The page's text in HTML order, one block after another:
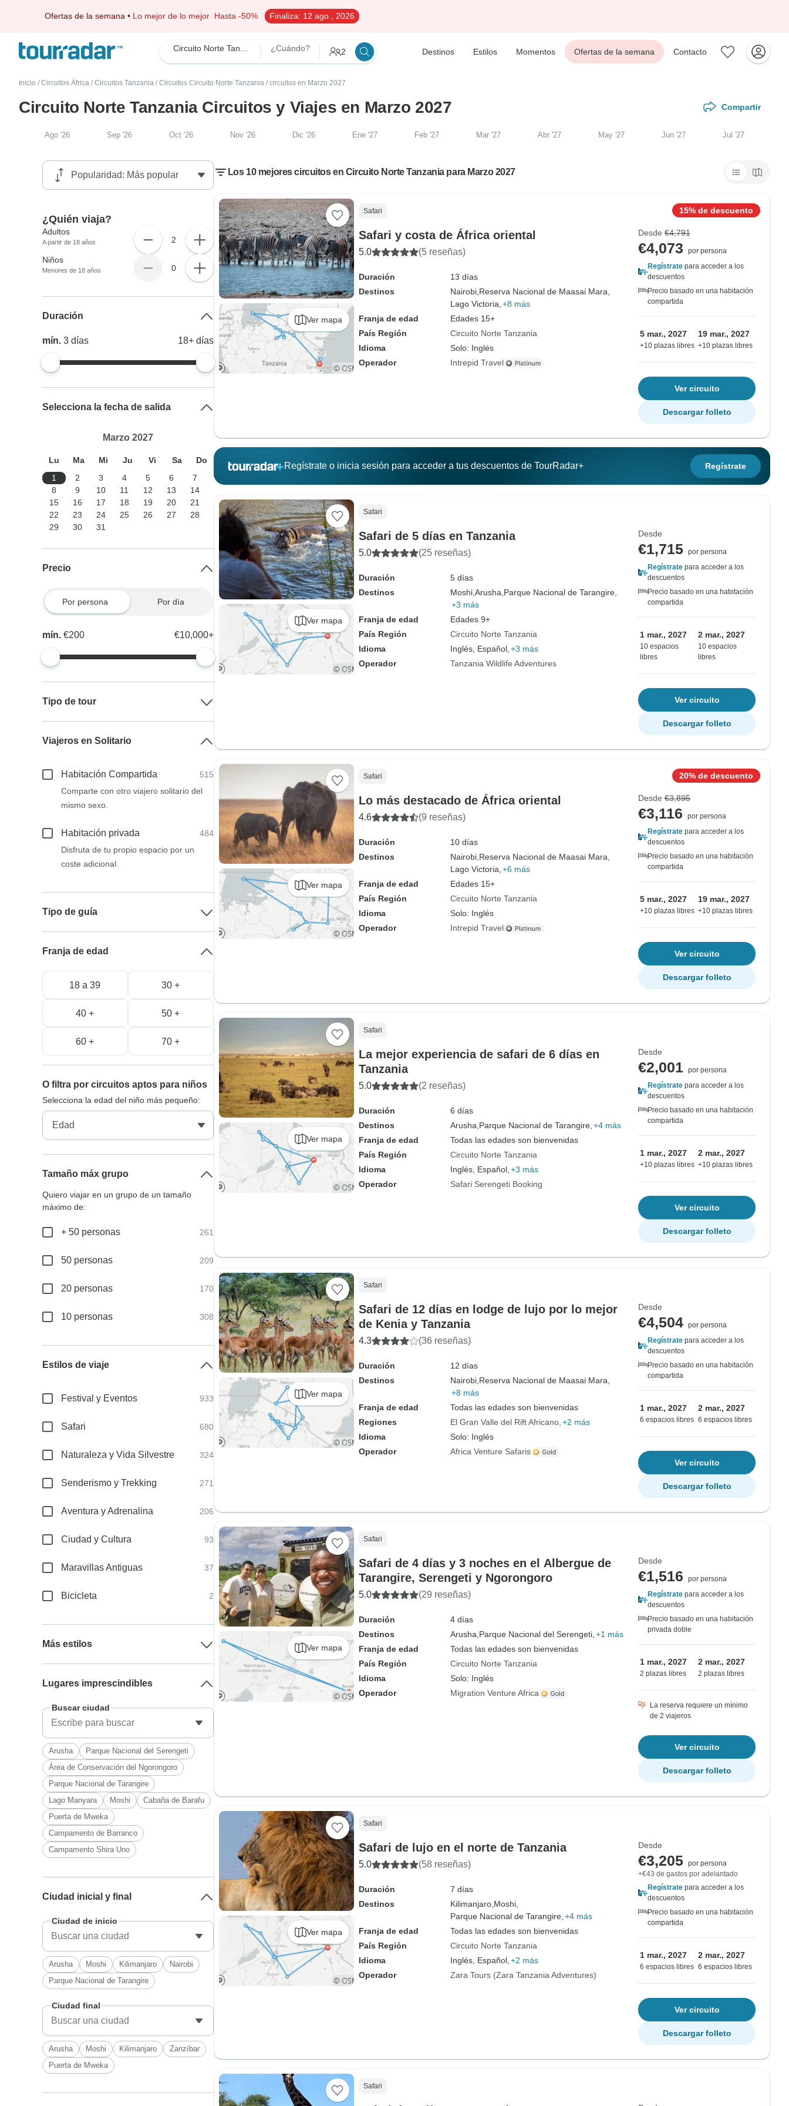
Ofertas de la semana • Lo mejor de lo mejor Hasta -50% Finaliza: 12 ago., 2026
¿Cuándo? 2 Destinos Estilos Momentos Ofertas de la semana Contacto
Inicio / Circuitos África / Circuitos Tanzania / Circuitos Circuito Norte Tanzania / circuitos en Marzo 2027
Circuito Norte Tanzania Circuitos y Viajes en Marzo 2027 Compartir
Ago '26 Sep '26 Oct '26 Nov '26 Dic '26 Ene '27 Feb '27 Mar '27 Abr '27 May '27 Jun '27 Jul '27
Los 10 mejores circuitos en Circuito Norte Tanzania para Marzo 2027
Ver mapa
Safari
Safari y costa de África oriental
5.0 (5 reseñas)
Duración
13 días
Destinos
Nairobi, Reserva Nacional de Maasai Mara,
Lago Victoria, +8 más
Franja de edad
Edades 15+
País Región
Circuito Norte Tanzania
Idioma
Solo: Inglés
Operador
Intrepid Travel
15% de descuento
Desde €4,791
€4,073
por persona
Regístrate para acceder a los
descuentos
Precio basado en una habitación
compartida
5 mar., 2027
+10 plazas libres
19 mar., 2027
+10 plazas libres
Ver circuito
Descargar folleto
Regístrate o inicia sesión para acceder a tus descuentos de TourRadar+ Regístrate
Ver mapa
Safari
Safari de 5 días en Tanzania
5.0 (25 reseñas)
Duración
5 días
Destinos
Moshi, Arusha, Parque Nacional de Tarangire,
+3 más
Franja de edad
Edades 9+
País Región
Circuito Norte Tanzania
Idioma
Inglés, Español, +3 más
Operador
Tanzania Wildlife Adventures
Desde
€1,715 por persona
Regístrate para acceder a los
descuentos
Precio basado en una habitación
compartida
1 mar., 2027
10 espacios
libres
2 mar., 2027
10 espacios
libres
Ver circuito
Descargar folleto
Ver mapa
Safari
Lo más destacado de África oriental
4.6 (9 reseñas)
Duración
10 días
Destinos
Nairobi, Reserva Nacional de Maasai Mara,
Lago Victoria, +6 más
Franja de edad
Edades 15+
País Región
Circuito Norte Tanzania
Idioma
Solo: Inglés
Operador
Intrepid Travel
20% de descuento
Desde €3,895
€3,116
por persona
Regístrate para acceder a los
descuentos
Precio basado en una habitación
compartida
5 mar., 2027
+10 plazas libres
19 mar., 2027
+10 plazas libres
Ver circuito
Descargar folleto
Ver mapa
Safari
La mejor experiencia de safari de 6 días en
Tanzania
5.0 (2 reseñas)
Duración
6 días
Destinos
Arusha, Parque Nacional de Tarangire, +4 más
Franja de edad
Todas las edades son bienvenidas
País Región
Circuito Norte Tanzania
Idioma
Inglés, Español, +3 más
Operador
Safari Serengeti Booking
Desde
€2,001 por persona
Regístrate para acceder a los
descuentos
Precio basado en una habitación
compartida
1 mar., 2027
+10 plazas libres
2 mar., 2027
+10 plazas libres
Ver circuito
Descargar folleto
Ver mapa
Safari
Safari de 12 días en lodge de lujo por lo mejor
de Kenia y Tanzania
4.3 (36 reseñas)
Duración
12 días
Destinos
Nairobi, Reserva Nacional de Maasai Mara,
+8 más
Franja de edad
Todas las edades son bienvenidas
Regiones
El Gran Valle del Rift Africano +2 más
Idioma
Solo: Inglés
Operador
Africa Venture Safaris
Desde
€4,504 por persona
Regístrate para acceder a los
descuentos
Precio basado en una habitación
compartida
1 mar., 2027
6 espacios libres
2 mar., 2027
6 espacios libres
Ver circuito
Descargar folleto
Ver mapa
Safari
Safari de 4 días y 3 noches en el Albergue de
Tarangire, Serengeti y Ngorongoro
5.0 (29 reseñas)
Duración
4 días
Destinos
Arusha, Parque Nacional del Serengeti, +1 más
Franja de edad
Todas las edades son bienvenidas
País Región
Circuito Norte Tanzania
Idioma
Solo: Inglés
Operador
Migration Venture Africa
Desde
€1,516
por persona
Regístrate para acceder a los
descuentos
Precio basado en una habitación
privada doble
1 mar., 2027
2 plazas libres
2 mar., 2027
2 plazas libres
La reserva requiere un mínimo
de 2 viajeros
Ver circuito
Descargar folleto
Ver mapa
Safari
Safari de lujo en el norte de Tanzania
5.0 (58 reseñas)
Duración
7 días
Destinos
Kilimanjaro, Moshi,
Parque Nacional de Tarangire, +4 más
Franja de edad
Todas las edades son bienvenidas
País Región
Circuito Norte Tanzania
Idioma
Inglés, Español, +2 más
Operador
Zara Tours (Zara Tanzania Adventures)
Desde
€3,205 por persona
+€43 de gastos por adelantado
Regístrate para acceder a los
descuentos
Precio basado en una habitación
compartida
1 mar., 2027
6 espacios libres
2 mar., 2027
6 espacios libres
Ver circuito
Descargar folleto
Safari
¿Quién viaja?
Adultos
A partir de 18 años 2
Niños
Menores de 18 años 0
Duración
mín.3días 18+ días
Selecciona la fecha de salida
Marzo 2027
Lu Ma Mi Ju Vi Sa
Do
1
2 3 4 5 6
7
8
9 10 11 12 13
14
15
16 17 18 19 20
21
22
23 24 25 26 27
28
29
30 31
Precio
Por persona Por día
mín.€200 €10,000+
Tipo de tour
Viajeros en Solitario
Habitación Compartida
515
Comparte con otro viajero solitario del
mismo sexo.
Habitación privada
484
Disfruta de tu propio espacio por un
coste adicional.
Tipo de guía
Franja de edad
18 a 39 30 +
40 + 50 +
60 + 70 +
O filtra por circuitos aptos para niños
Selecciona la edad del niño más pequeño:
Tamaño máx grupo
Quiero viajar en un grupo de un tamaño
máximo de:
+ 50 personas 261
50 personas 209
20 personas 170
10 personas 308
Estilos de viaje
Festival y Eventos 933
Safari 680
Naturaleza y Vida Silvestre 324
Senderismo y Trekking 271
Aventura y Adrenalina 206
Ciudad y Cultura 93
Maravillas Antiguas 37
Bicicleta 2
Más estilos
Lugares imprescindibles
Buscar ciudad
Arusha
Parque Nacional del Serengeti
Área de Conservación del Ngorongoro
Parque Nacional de Tarangire
Lago Manyara
Moshi
Cabaña de Barafu
Puerta de Mweka
Campamento de Barranco
Campamento Shira Uno
Ciudad inicial y final
Ciudad de inicio
Arusha Moshi Kilimanjaro
Nairobi
Parque Nacional de Tarangire
Ciudad final
Arusha Moshi Kilimanjaro
Zanzíbar
Puerta de Mweka